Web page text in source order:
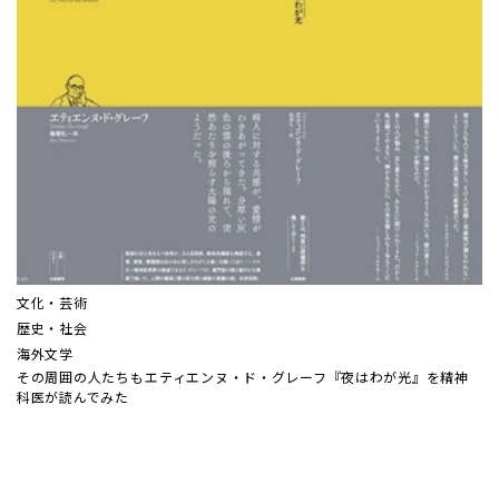
文化・芸術
歴史・社会
海外文学
その周囲の人たちも――エティエンヌ・ド・グレーフ『夜はわが光』を精神
科医が読んでみた